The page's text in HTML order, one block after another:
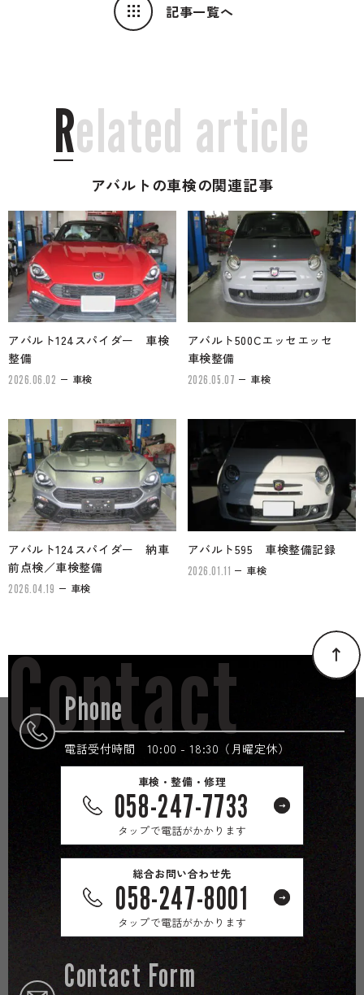
記事一覧へ
Related article
アバルトの車検の関連記事
アバルト124スパイダー 車検
整備
2026.06.02 車検
アバルト500Cエッセエッセ
車検整備
2026.05.07 車検
アバルト124スパイダー 納車
前点検／車検整備
2026.04.19 車検
アバルト595 車検整備記録
2026.01.11 車検
Phone
電話受付時間 10:00 - 18:30（月曜定休）
車検・整備・修理
058-247-7733
タップで電話がかかります
総合お問い合わせ先
058-247-8001
タップで電話がかかります
Contact Form
Contact